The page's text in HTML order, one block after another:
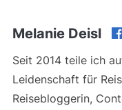
Melanie Deisl
Seit 2014 teile ich
Leidenschaft für
Reisebloggerin,